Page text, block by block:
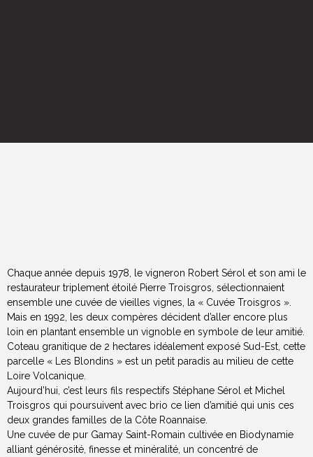
Chaque année depuis 1978, le vigneron Robert Sérol et son ami le
restaurateur triplement étoilé Pierre Troisgros, sélectionnaient
ensemble une cuvée de vieilles vignes, la « Cuvée Troisgros ».
Mais en 1992, les deux compères décident d’aller encore plus
loin en plantant ensemble un vignoble en symbole de leur amitié.
Coteau granitique de 2 hectares idéalement exposé Sud-Est, cette
parcelle « Les Blondins » est un petit paradis au milieu de cette
Loire Volcanique.
Aujourd’hui, c’est leurs fils respectifs Stéphane Sérol et Michel
Troisgros qui poursuivent avec brio ce lien d’amitié qui unis ces
deux grandes familles de la Côte Roannaise.
Une cuvée de pur Gamay Saint-Romain cultivée en Biodynamie
alliant générosité, finesse et minéralité, un concentré de